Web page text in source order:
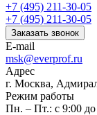
+7 (495) 211-30-05
+7 (495) 211-30-05
Заказать звонок
E-mail
msk@everprof.ru
Адрес
г. Москва,
Режим работы
Пн. – Пт.: с 9:00 до